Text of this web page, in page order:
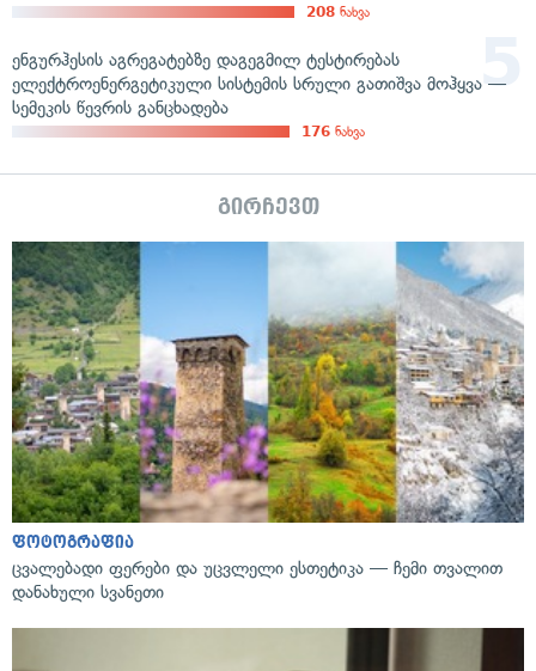
208 ნახვა
ენგურჰესის აგრეგატებზე დაგეგმილ ტესტირებას
ელექტროენერგეტიკული სისტემის სრული გათიშვა მოჰყვა —
სემეკის წევრის განცხადება
176 ნახვა
გირჩევთ
ფოტოგრაფია
ცვალებადი ფერები და უცვლელი ესთეტიკა — ჩემი თვალით
დანახული სვანეთი